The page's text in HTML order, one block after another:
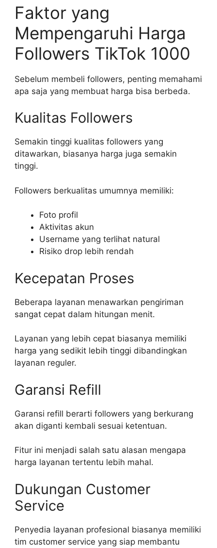
Faktor yang
Mempengaruhi Harga
Followers TikTok 1000
Sebelum membeli followers, penting memahami
apa saja yang membuat harga bisa berbeda.
Kualitas Followers
Semakin tinggi kualitas followers yang
ditawarkan, biasanya harga juga semakin
tinggi.
Followers berkualitas umumnya memiliki:
Foto profil
Aktivitas akun
Username yang terlihat natural
Risiko drop lebih rendah
Kecepatan Proses
Beberapa layanan menawarkan pengiriman
sangat cepat dalam hitungan menit.
Layanan yang lebih cepat biasanya memiliki
harga yang sedikit lebih tinggi dibandingkan
layanan reguler.
Garansi Refill
Garansi refill berarti followers yang berkurang
akan diganti kembali sesuai ketentuan.
Fitur ini menjadi salah satu alasan mengapa
harga layanan tertentu lebih mahal.
Dukungan Customer
Service
Penyedia layanan profesional biasanya memiliki
tim customer service yang siap membantu